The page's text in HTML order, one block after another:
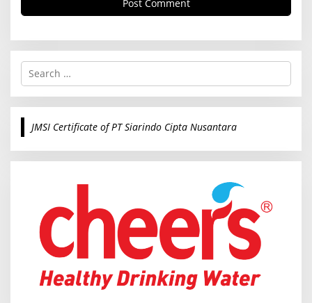
S
r
c
o
JMSI Certificate of PT Siarindo Cipta Nusantara